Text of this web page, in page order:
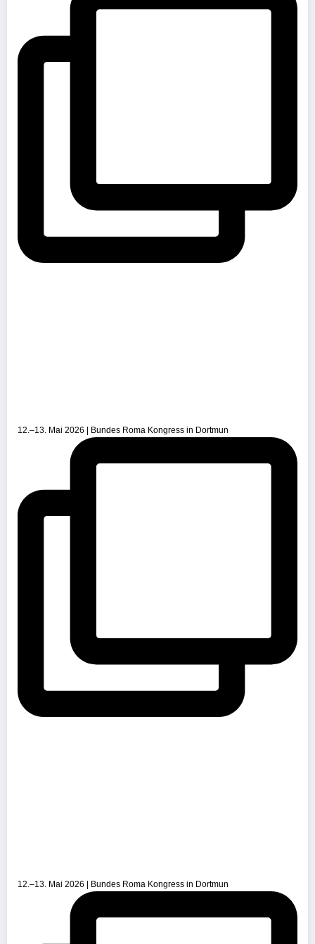
12.–13. Mai 2026 | Bundes Roma Kongress in Dortmun
12.–13. Mai 2026 | Bundes Roma Kongress in Dortmun